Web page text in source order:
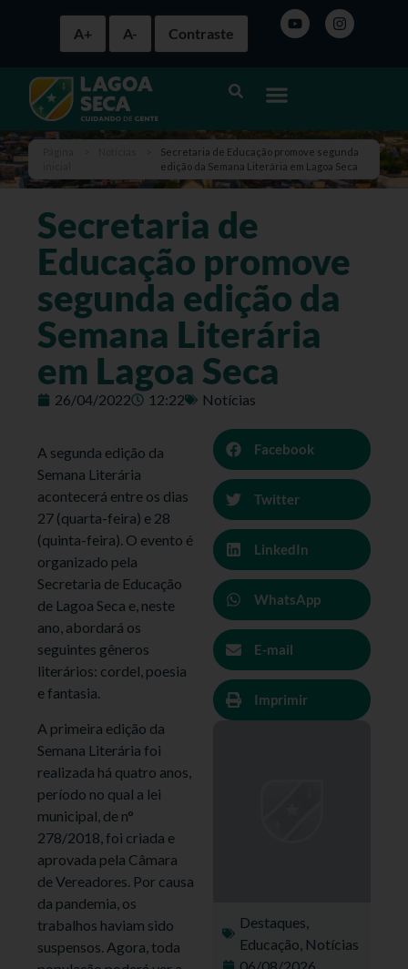
A+ A- Contraste
Secretaria de Educação promove segunda
edição da Semana Literária em Lagoa Seca
Secretaria de
Educação promove
segunda edição da
Semana Literária
em Lagoa Seca
26/04/2022 12:22 Notícias
A segunda edição da
Semana Literária
acontecerá entre os dias
27 (quarta-feira) e 28
(quinta-feira). O evento é
organizado pela
Secretaria de Educação
de Lagoa Seca e, neste
ano, abordará os
seguintes gêneros
literários: cordel, poesia
e fantasia.
A primeira edição da
Semana Literária foi
realizada há quatro anos,
período no qual a lei
municipal, de n°
278/2018, foi criada e
aprovada pela Câmara
de Vereadores. Por causa
da pandemia, os
trabalhos haviam sido
suspensos. Agora, toda
Facebook
Twitter
LinkedIn
WhatsApp
E-mail
Imprimir
Destaques,
Educação, Notícias